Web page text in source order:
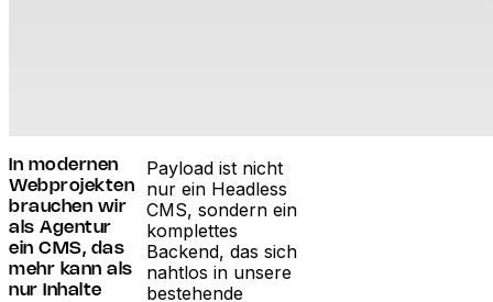
In modernen
Webprojekten
brauchen wir
als Agentur
ein CMS, das
mehr kann als
nur Inhalte
Payload ist nicht
nur ein Headless
CMS, sondern ein
komplettes
Backend, das sich
nahtlos in unsere
bestehende